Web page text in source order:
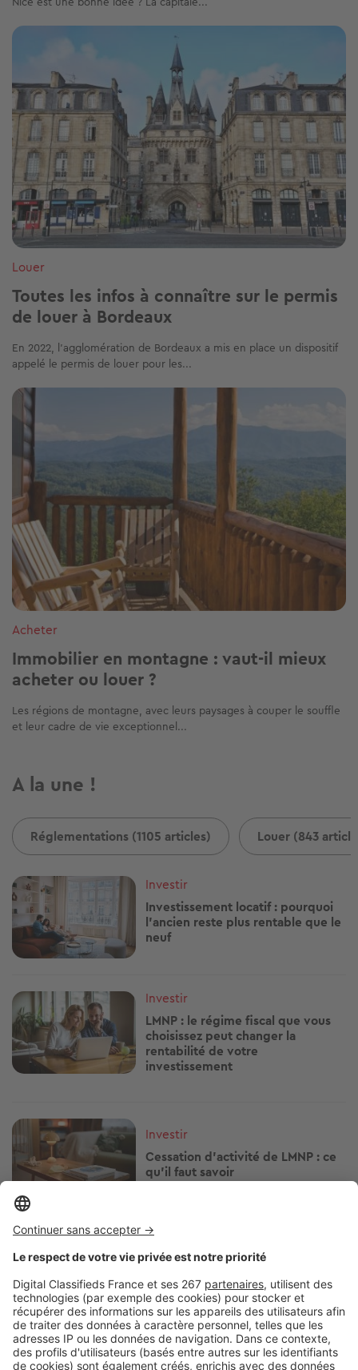
Image
Louer
Toutes les infos à connaître sur le permis
de louer à Bordeaux
En 2022, l'agglomération de Bordeaux a mis en place un dispositif
appelé le permis de louer pour les...
Image
Acheter
Immobilier en montagne : vaut-il mieux
acheter ou louer ?
Les régions de montagne, avec leurs paysages à couper le souffle
et leur cadre de vie exceptionnel...
A la une !
Réglementations (1105 articles) Louer (843
Image
Investir
Investissement locatif : pourquoi
l’ancien reste plus rentable que le
neuf
Image
Investir
LMNP : le régime fiscal que vous
choisissez peut changer la
rentabilité de votre
investissement
Image
Investir
Cessation d’activité de LMNP : ce
qu'il faut savoir
Image
Dispositif Jeanbrun : pourquoi
vous ne pourrez pas louer à votre
enfant
Image
Investir